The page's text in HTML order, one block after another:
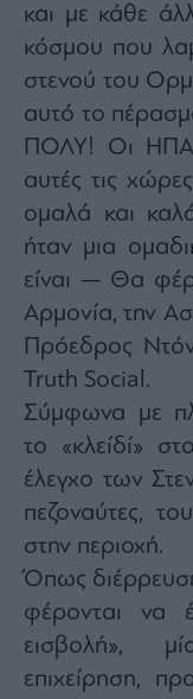
και με κάθε
κόσμου που
στενού του
αυτό το
ΠΟΛΥ! Οι ΗΠΑ
αυτές τις
ομαλά και
ήταν μια
είναι — Θα
Αρμονία, την
Πρόεδρος
Truth Social.
Σύμφωνα με
το «κλείδί»
έλεγχο των
πεζοναύτες,
στην περιοχή.
Όπως
φέρονται να
εισβολή»,
επιχείρηση,